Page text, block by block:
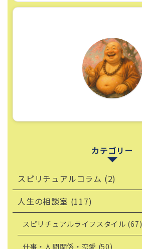
カテゴリー
スピリチュアルコラム (2)
人生の相談室 (117)
スピリチュアルライフスタイル (67)
仕事・人間関係・恋愛 (50)